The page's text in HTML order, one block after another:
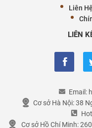
Liên Hệ
LIÊN
Email:
Cơ sở Hà Nội:38
Cơ sở Hồ Chí Minh: